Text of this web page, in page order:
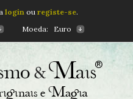
login ou registe-se.
Moeda: Euro